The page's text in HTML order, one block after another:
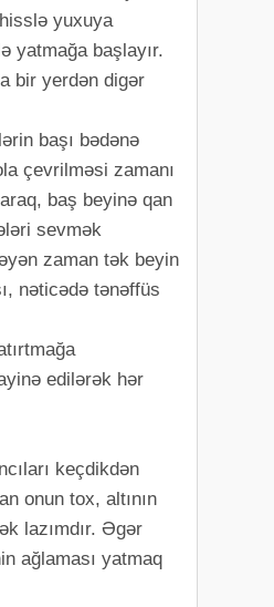
yuxuya
yatmağa başlayır.
bir yerdən digər
başı bədənə
çevrilməsi zamanı
baş beyinə qan
sevmək
zaman tək beyin
nəticədə tənəffüs
edilərək hər
keçdikdən
onun tox, altının
lazımdır. Əgər
ağlaması yatmaq